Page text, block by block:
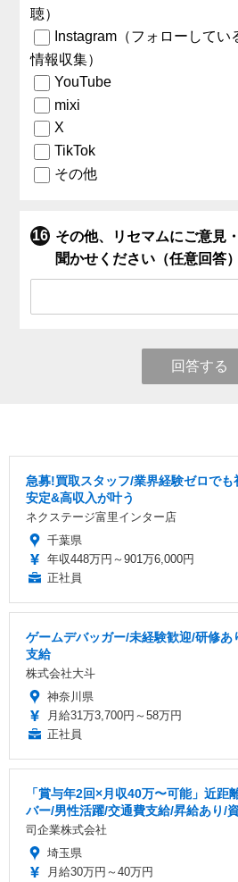
聴）
Instagram（フォローして
情報収集）
YouTube
mixi
X
TikTok
その他
その他、リセマムにご意見
聞かせください（任意回答）
回答する
急募!買取スタッフ/業界経験ゼロで
安定&高収入が叶う
ネクステージ富里インター店
千葉県
年収448万円～901万6,000円
正社員
ゲームデバッガー/未経験歓迎/研修
支給
株式会社大斗
神奈川県
月給31万3,700円～58万円
正社員
「賞与年2回×月収40万〜可能」近距
バー/男性活躍/交通費支給/昇給あり/
司企業株式会社
埼玉県
月給30万円～40万円